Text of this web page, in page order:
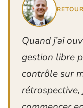
Quand j’ai
gestion libre
contrôle sur
rétrospective,